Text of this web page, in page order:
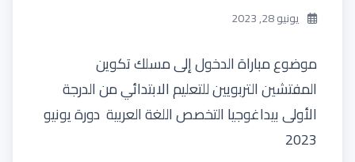
يونيو 28, 2023
موضوع مباراة الدخول إلى مسلك تكوين
المفتشين التربويين للتعليم الابتدائي من الدرجة
الأولى بيداغوجيا التخصص اللغة العربية دورة يونيو
2023